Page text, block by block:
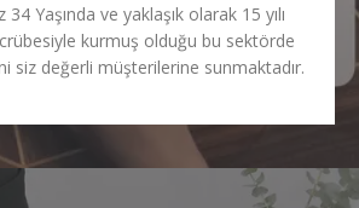
Yaşında ve yaklaşık olarak 15 yılı
kurmuş olduğu bu sektörde
siz değerli müşterilerine sunmaktadır.